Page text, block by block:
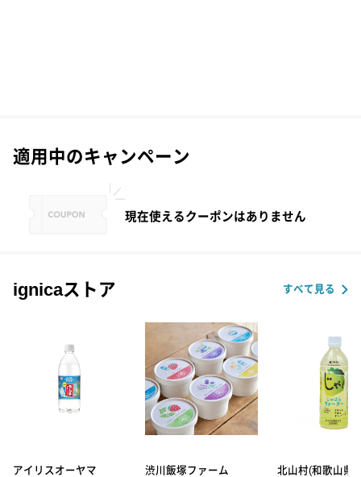
適用中のキャンペーン
現在使えるクーポンはありません
ignicaストア すべて見る
アイリスオーヤマ 渋川飯塚ファーム 北山村(和歌山県)